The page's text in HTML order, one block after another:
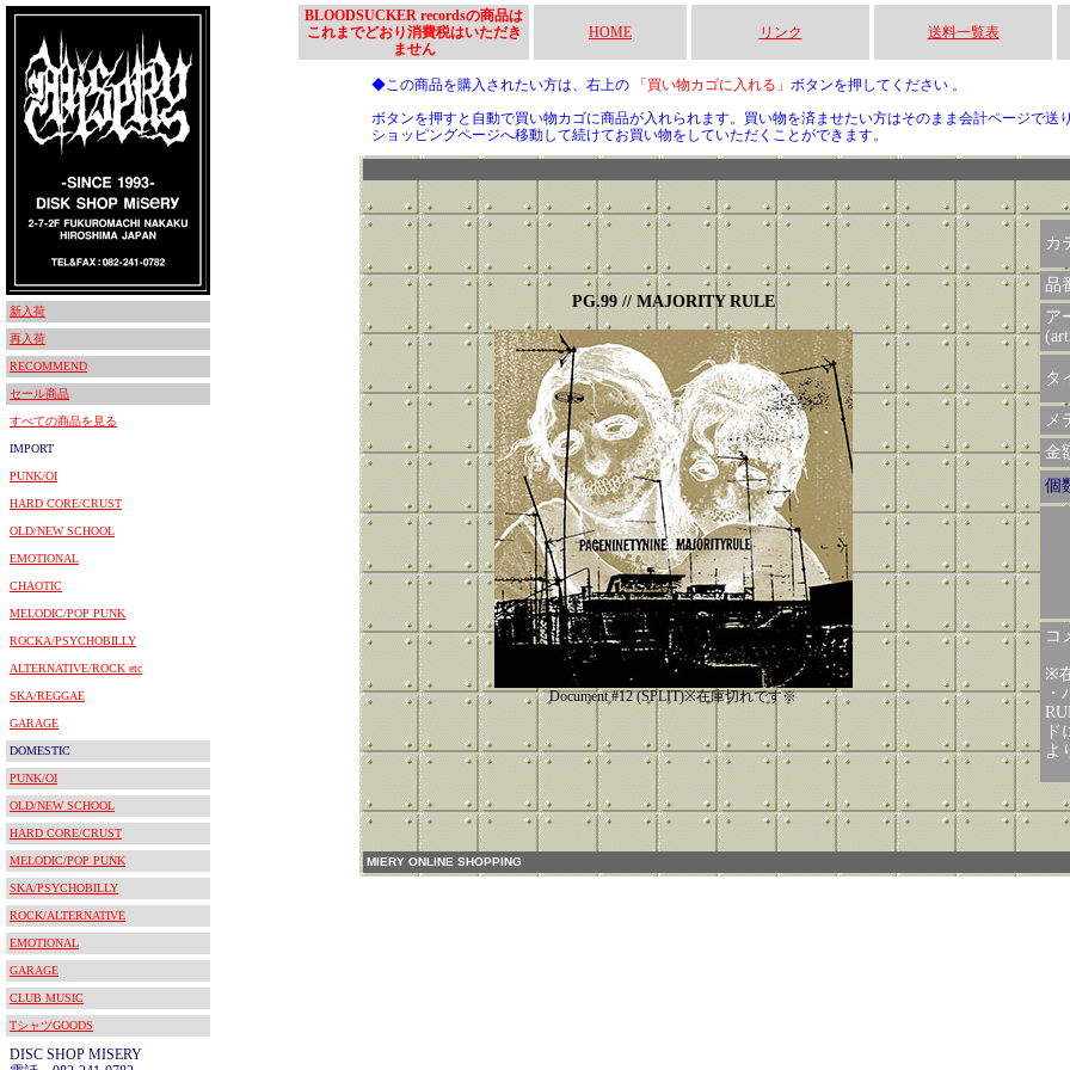
新入荷
再入荷
RECOMMEND
セール商品
すべての商品を見る
IMPORT
PUNK/OI
HARD CORE/CRUST
OLD/NEW SCHOOL
EMOTIONAL
CHAOTIC
MELODIC/POP PUNK
ROCKA/PSYCHOBILLY
ALTERNATIVE/ROCK etc
SKA/REGGAE
GARAGE
DOMESTIC
PUNK/OI
OLD/NEW SCHOOL
HARD CORE/CRUST
MELODIC/POP PUNK
SKA/PSYCHOBILLY
ROCK/ALTERNATIVE
EMOTIONAL
GARAGE
CLUB MUSIC
TシャツGOODS
DISC SHOP MISERY
BLOODSUCKER recordsの商品は
これまでどおり消費税はいただき
ません
HOME リンク 送料一覧表
◆この商品を購入されたい方は、右上の 「買い物カゴに入れる」 ボタンを押してください 。
ボタンを押すと自動で買い物カゴに商品が入れられます。買い物を済ませたい方はそのまま会計ページで
ショッピングページへ移動して続けてお買い物をしていただくことができます。
PG.99 // MAJORITY RULE
Document #12 (SPLIT)※在庫切れです※
カ
品
ア
タ
メ
金
個
コ
※
よ
MIERY ONLINE SHOPPING